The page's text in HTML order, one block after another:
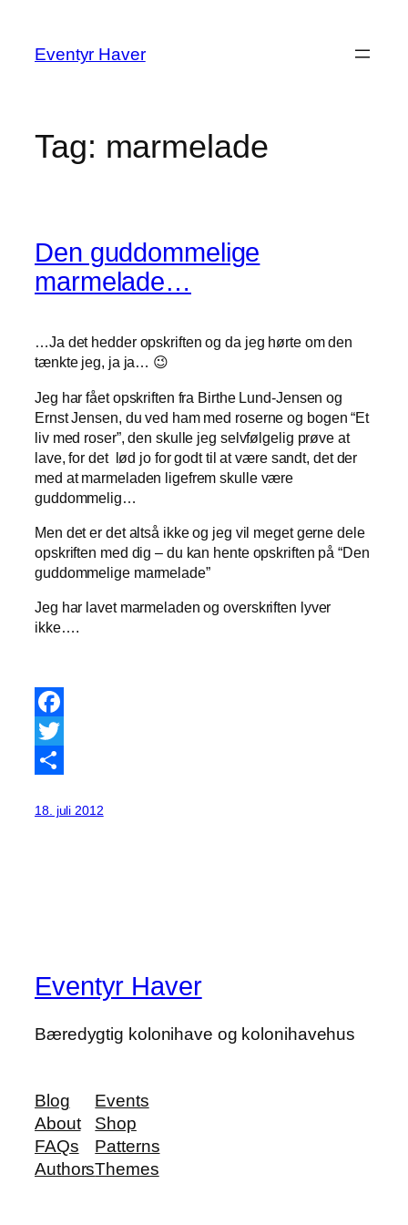
indhold
Eventyr Haver
Tag: marmelade
Den guddommelige
marmelade…
…Ja det hedder opskriften og da jeg hørte om den
tænkte jeg, ja ja… 😉
Jeg har fået opskriften fra Birthe Lund-Jensen og
Ernst Jensen, du ved ham med roserne og bogen “Et
liv med roser”, den skulle jeg selvfølgelig prøve at
lave, for det lød jo for godt til at være sandt, det der
med at marmeladen ligefrem skulle være
guddommelig…
Men det er det altså ikke og jeg vil meget gerne dele
opskriften med dig – du kan hente opskriften på “Den
guddommelige marmelade”
Jeg har lavet marmeladen og overskriften lyver
ikke….
Facebook
Twitter
18. juli 2012
Eventyr Haver
Bæredygtig kolonihave og kolonihavehus
Blog
About
FAQs
Authors
Events
Shop
Patterns
Themes